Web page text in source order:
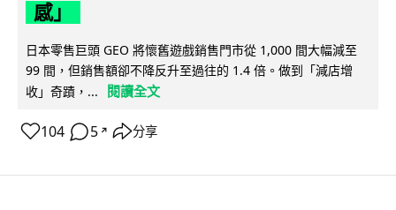
感」
日本零售巨頭 GEO 將懷舊遊戲銷售門市從 1,000 間大幅減至
99 間，但銷售額卻不降反升至過往的 1.4 倍。做到「減店增
收」奇蹟，...
閱讀全文
104 5 ↗ 分享